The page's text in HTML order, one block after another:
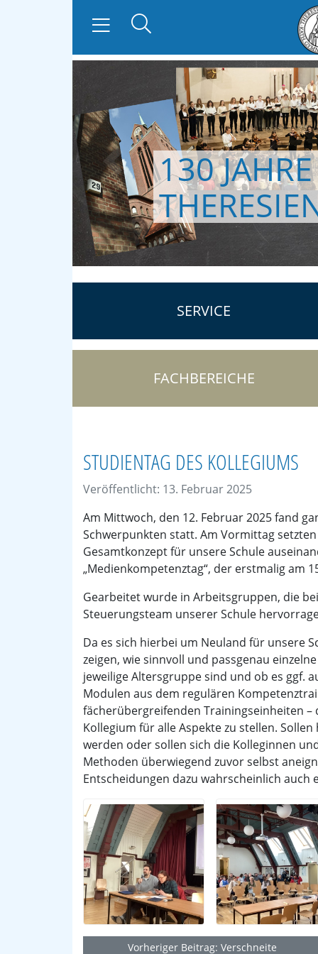
130 JAHRE
zurück
SERVICE
FACHBEREICHE
STUDIENTAG DES KOLLEGIUMS
Veröffentlicht: 13. Februar 2025
Am Mittwoch, den 12. Februar 2025 fand
Schwerpunkten statt. Am Vormittag
Gesamtkonzept für unsere Schule
„Medienkompetenztag“, der erstmalig am
Gearbeitet wurde in Arbeitsgruppen, die
Steuerungsteam unserer Schule
Da es sich hierbei um Neuland für unsere
zeigen, wie sinnvoll und passgenau
jeweilige Altersgruppe sind und ob es ggf.
Modulen aus dem regulären
fächerübergreifenden Trainingseinheiten
Kollegium für alle Aspekte zu stellen.
werden oder sollen sich die Kolleginnen
Methoden überwiegend zuvor selbst
Entscheidungen dazu wahrscheinlich auch
Vorheriger Beitrag: Verschneite